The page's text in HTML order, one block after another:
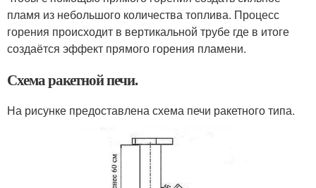
пламя из небольшого количества топлива. Процесс
горения происходит в вертикальной трубе где в итоге
создаётся эффект прямого горения пламени.
Схема ракетной печи.
На рисунке предоставлена схема печи ракетного типа.